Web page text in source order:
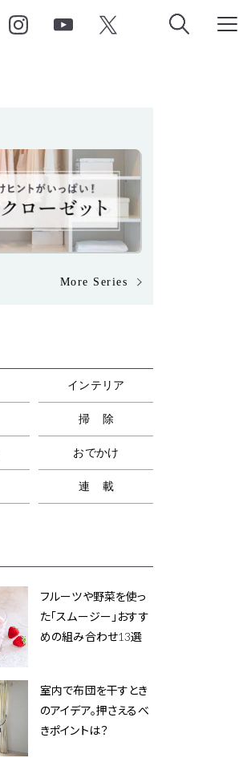
More Series
インテリア
掃除
おでかけ
連載
フルーツや野菜を使っ
た「スムージー」おすす
めの組み合わせ13選
室内で布団を干すとき
のアイデア。押さえるべ
きポイントは？